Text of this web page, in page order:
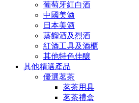
葡萄牙紅白酒
中國美酒
日本美酒
蒸餾酒及烈酒
紅酒工具及酒櫃
其他特色佳釀
其他精選產品
優選茗茶
茗茶用具
茗茶禮盒